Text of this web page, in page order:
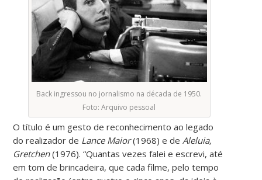
Back ingressou no jornalismo na década de 1950.
Foto: Arquivo pessoal
O título é um gesto de reconhecimento ao legado
do realizador de Lance Maior(1968) e de Aleluia,
Gretchen(1976). “Quantas vezes falei e escrevi, até
em tom de brincadeira, que cada filme, pelo tempo